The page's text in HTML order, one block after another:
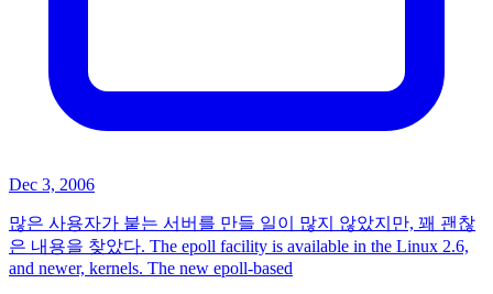
Dec 3, 2006
많은 사용자가 붙는 서버를 만들 일이 많지 않았지만, 꽤 괜찮
은 내용을 찾았다. The epoll facility is available in the Linux 2.6,
and newer, kernels. The new epoll-based